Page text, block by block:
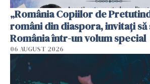
„România Copiilor de
români din diaspora, invitați
România într-un volum special
06 AUGUST 2026